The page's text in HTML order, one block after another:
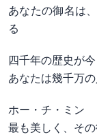
あなたの御名は
る
四千年の歴史が
あなたは幾千万
ホー・チ・ミン
最も美しく、そ